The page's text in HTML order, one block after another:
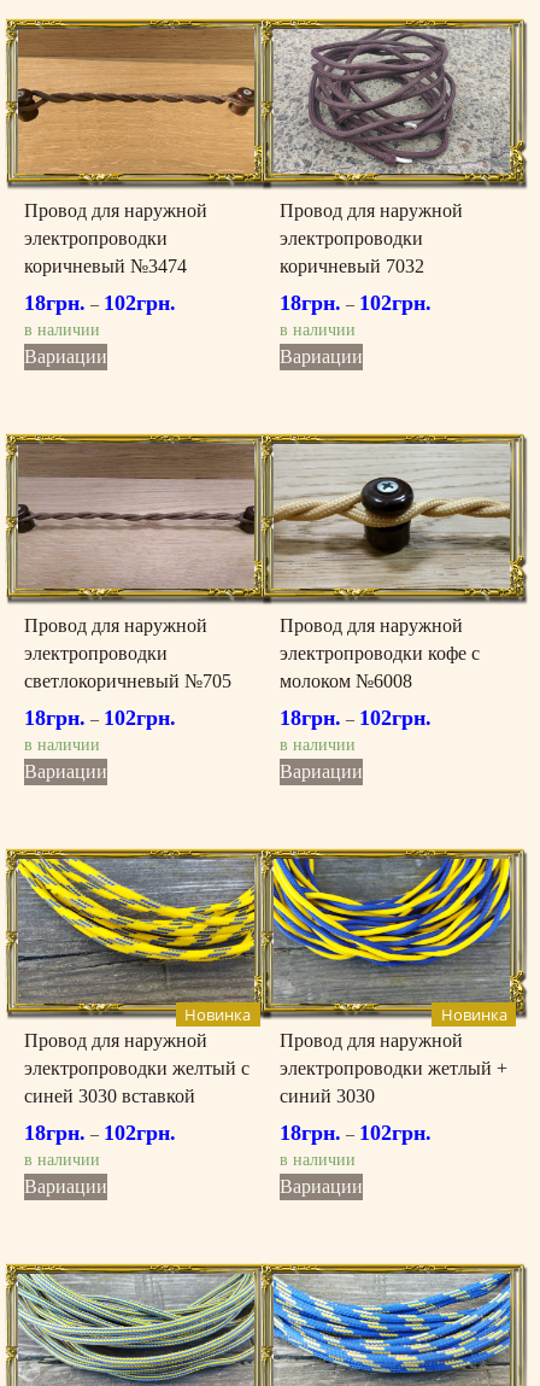
несколько
вариаций.
Опции
можно
выбрать
на
странице
товара.
несколько
вариаций.
Опции
можно
выбрать
на
странице
товара.
Провод для наружной
электропроводки
коричневый №3474
18грн. – 102грн.
в наличии
Вариации
несколько
вариаций.
Опции
можно
выбрать
странице
товара.
Провод для наружной
электропроводки
коричневый 7032
18грн. – 102грн.
в наличии
Вариации
несколько
вариаций.
Опции
можно
выбрать
на
странице
товара.
Провод для наружной
электропроводки
светлокоричневый №705
18грн. – 102грн.
в наличии
Вариации
несколько
вариаций.
Опции
можно
выбрать
на
странице
товара.
Провод для наружной
электропроводки кофе с
молоком №6008
18грн. – 102грн.
в наличии
Вариации
несколько
вариаций.
Опции
можно
выбрать
на
странице
товара.
Новинка
Провод для наружной
электропроводки желтый с
синей 3030 вставкой
18грн. – 102грн.
в наличии
Вариации
несколько
вариаций.
Опции
можно
выбрать
Новинка
Провод для наружной
электропроводки жетлый +
синий 3030
18грн. – 102грн.
в наличии
Вариации
несколько
вариаций.
Опции
можно
выбрать